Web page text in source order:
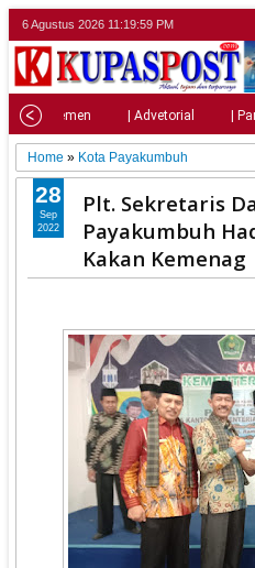
6 Agustus 2026 11:20:01 PM
| Parlemen | Advetorial |
Home » Kota Payakumbuh
Plt. Sekretaris
Payakumbuh
Kakan Kemenag
28
Sep
2022